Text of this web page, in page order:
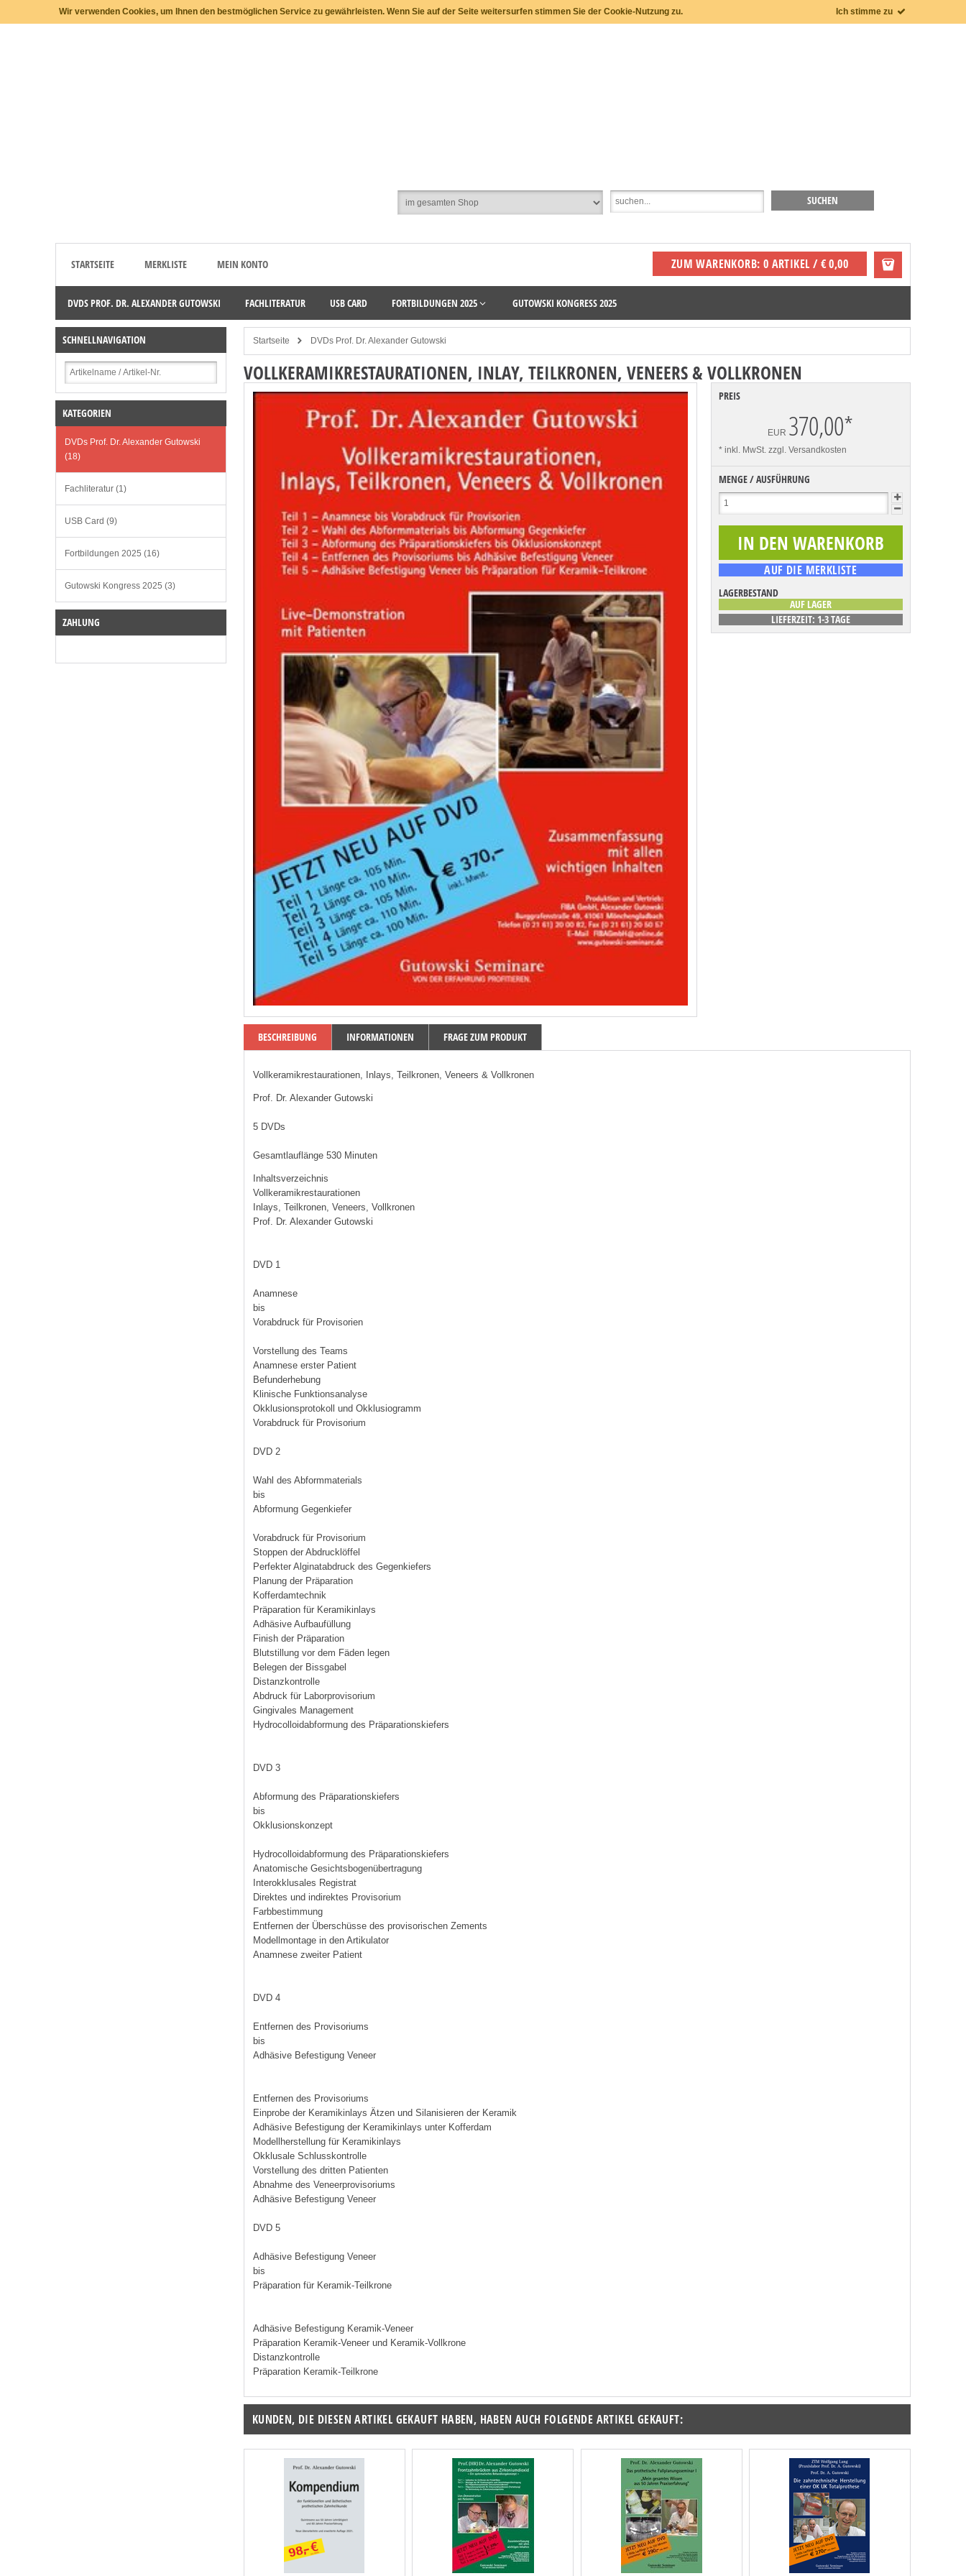
Wir verwenden Cookies, um Ihnen den bestmöglichen Service zu gewährleisten. Wenn Sie auf der Seite weitersurfen stimmen Sie der Cookie-Nutzung zu. Ich stimme zu
STARTSEITE MERKLISTE MEIN KONTO ZUM WARENKORB: 0 ARTIKEL / € 0,00
DVDS PROF. DR. ALEXANDER GUTOWSKI FACHLITERATUR USB CARD FORTBILDUNGEN 2025 GUTOWSKI KONGRESS 2025
Startseite DVDs Prof. Dr. Alexander Gutowski
VOLLKERAMIKRESTAURATIONEN, INLAY, TEILKRONEN, VENEERS & VOLLKRONEN
PREIS
EUR 370,00*
* inkl. MwSt. zzgl. Versandkosten
MENGE / AUSFÜHRUNG
LAGERBESTAND
AUF LAGER
LIEFERZEIT: 1-3 TAGE
BESCHREIBUNG INFORMATIONEN FRAGE ZUM PRODUKT
Vollkeramikrestaurationen, Inlays, Teilkronen, Veneers & Vollkronen
Prof. Dr. Alexander Gutowski
5 DVDs
Gesamtlauflänge 530 Minuten
Inhaltsverzeichnis
Vollkeramikrestaurationen
Inlays, Teilkronen, Veneers, Vollkronen
Prof. Dr. Alexander Gutowski
DVD 1
Anamnese
bis
Vorabdruck für Provisorien
Vorstellung des Teams
Anamnese erster Patient
Befunderhebung
Klinische Funktionsanalyse
Okklusionsprotokoll und Okklusiogramm
Vorabdruck für Provisorium
DVD 2
Wahl des Abformmaterials
bis
Abformung Gegenkiefer
Vorabdruck für Provisorium
Stoppen der Abdrucklöffel
Perfekter Alginatabdruck des Gegenkiefers
Planung der Präparation
Kofferdamtechnik
Präparation für Keramikinlays
Adhäsive Aufbaufüllung
Finish der Präparation
Blutstillung vor dem Fäden legen
Belegen der Bissgabel
Distanzkontrolle
Abdruck für Laborprovisorium
Gingivales Management
Hydrocolloidabformung des Präparationskiefers
DVD 3
Abformung des Präparationskiefers
bis
Okklusionskonzept
Hydrocolloidabformung des Präparationskiefers
Anatomische Gesichtsbogenübertragung
Interokklusales Registrat
Direktes und indirektes Provisorium
Farbbestimmung
Entfernen der Überschüsse des provisorischen Zements
Modellmontage in den Artikulator
Anamnese zweiter Patient
DVD 4
Entfernen des Provisoriums
bis
Adhäsive Befestigung Veneer
Entfernen des Provisoriums
Einprobe der Keramikinlays Ätzen und Silanisieren der Keramik
Adhäsive Befestigung der Keramikinlays unter Kofferdam
Modellherstellung für Keramikinlays
Okklusale Schlusskontrolle
Vorstellung des dritten Patienten
Abnahme des Veneerprovisoriums
Adhäsive Befestigung Veneer
DVD 5
Adhäsive Befestigung Veneer
bis
Präparation für Keramik-Teilkrone
Adhäsive Befestigung Keramik-Veneer
Präparation Keramik-Veneer und Keramik-Vollkrone
Distanzkontrolle
Präparation Keramik-Teilkrone
KUNDEN, DIE DIESEN ARTIKEL GEKAUFT HABEN, HABEN AUCH FOLGENDE ARTIKEL GEKAUFT:
SCHNELLNAVIGATION
KATEGORIEN
DVDs Prof. Dr. Alexander Gutowski
(18)
Fachliteratur (1)
USB Card (9)
Fortbildungen 2025 (16)
Gutowski Kongress 2025 (3)
ZAHLUNG